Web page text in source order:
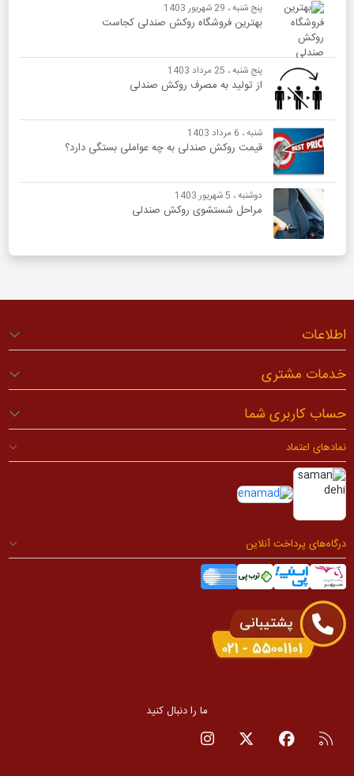
پنج شنبه ، 29 شهریور 1403
بهترین فروشگاه روکش صندلی کجاست
پنج شنبه ، 25 مرداد 1403
از تولید به مصرف روکش صندلی
شنبه ، 6 مرداد 1403
قیمت روکش صندلی به چه عواملی بستگی دارد؟
دوشنبه ، 5 شهریور 1403
مراحل شستشوی روکش صندلی
اطلاعات
خدمات مشتری
حساب کاربری شما
نمادهای اعتماد
درگاه‌های پرداخت آنلاین
ما را دنبال کنید
RSS صفحه فیسبوک
صفحه تویترصفحه اینستاگرام